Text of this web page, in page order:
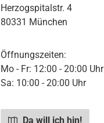
Herzogspitalstr. 4
80331 München
Öffnungszeiten:
Mo - Fr: 12:00 - 20:00 Uhr
Sa: 10:00 - 20:00 Uhr
Da will ich hin!